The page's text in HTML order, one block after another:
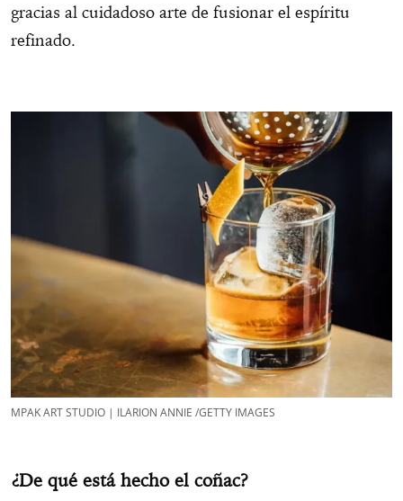
gracias al cuidadoso arte de fusionar el espíritu
refinado.
MPAK ART STUDIO | ILARION ANNIE /GETTY IMAGES
¿De qué está hecho el coñac?